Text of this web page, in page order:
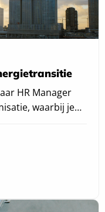
HR Manager
waarbij je